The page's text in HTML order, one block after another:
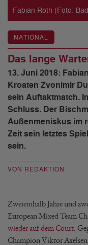
Fabian Roth (Foto:
NATIONAL
Das lange
13. Juni 2018:
Kroaten Zvonimir
sein Auftaktmatch.
Schluss. Der
Außenmeniskus im
Zeit sein letztes
sein.
VON REDAKTION
Zweieinhalb Jahre und
European Mixed Team
wieder auf dem Court .
Champion Viktor Axelsen